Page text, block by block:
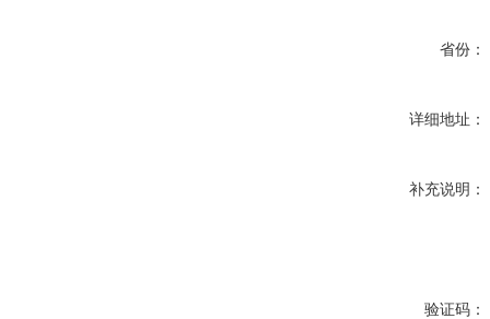
省份：
详细地址：
补充说明：
验证码：